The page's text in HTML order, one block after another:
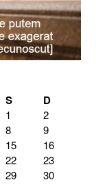
S D
1
2
8
9
15
16
22
23
29
30